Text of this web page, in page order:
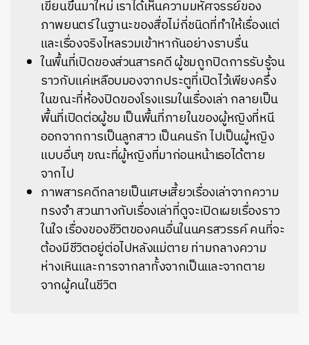
เขียนขึ้นมาใหม่ เราได้เห็นความมหัศจรรย์ของ
ภาพยนตร์ ในฐานะของสื่อไม่กี่ชนิดที่ทำให้เรื่องแต่
และเรื่องจริงไหลรวมเข้าหากันอย่างราบรื่น
ในพื้นที่เปิดของส่วนสารคดี ผู้ชมถูกปิดการรับรู้จน
ราวกับแค่เหลือบมองจากประตูที่เปิดไว้เพียงครึ่ง
ในขณะที่ห้องปิดของโรงแรมในเรื่องเล่า กลายเป็น
พื้นที่เปิดต่อผู้ชม เป็นพื้นที่ภายในของผู้หญิงที่หนี
ออกจากการเป็นลูกสาว เป็นคนรัก ไปเป็นผู้หญิง
แบบอื่นๆ ขณะที่ผู้หญิงที่มาก่อนหน้าเธอได้ตาย
จากไป
ภาพสารคดีกลายเป็นเศษเสี้ยวเรื่องเล่าจากความ
ทรงจำ สวนทางกับเรื่องเล่าที่ดูจะเปิดเผยเรื่องราว
ในใจ เรื่องของชีวิตของคนอื่นในนครสวรรค์ คนที่จะ
ต้องมีชีวิตอยู่ต่อไปหลังแม่ตาย ท่ามกลางความ
ห่างเหินและการจากลาทั้งจากเป็นและจากตาย
จากผู้คนในชีวิต